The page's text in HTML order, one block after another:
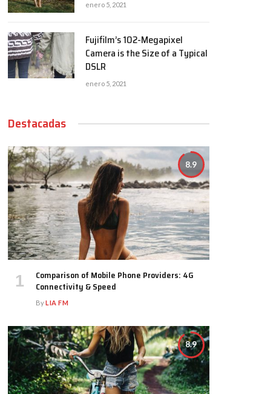
enero 5, 2021
Fujifilm’s 102-Megapixel
Camera is the Size of a Typical
DSLR
enero 5, 2021
Destacadas
8.9
Comparison of Mobile Phone Providers: 4G
Connectivity & Speed
ByLIA FM
8.9